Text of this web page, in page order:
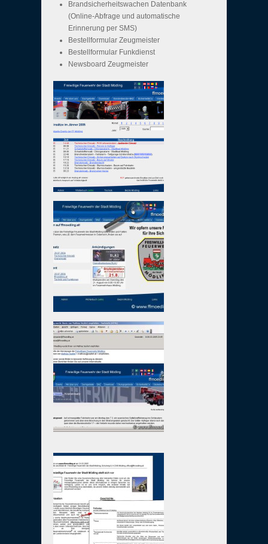
Brandsicherheitswachen Datenbank
(Online-Abfrage und automatische
Erinnerung per SMS)
Bestellformular Zeugmeister
Bestellformular Funkdienst
Newsboard Zeugmeister